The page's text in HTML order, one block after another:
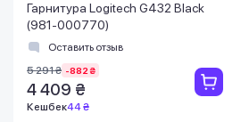
Гарнитура Logitech G432 Black
(981-000770)
Оставить отзыв
5 291 ₴ -882 ₴
4 409 ₴
Кешбек44 ₴